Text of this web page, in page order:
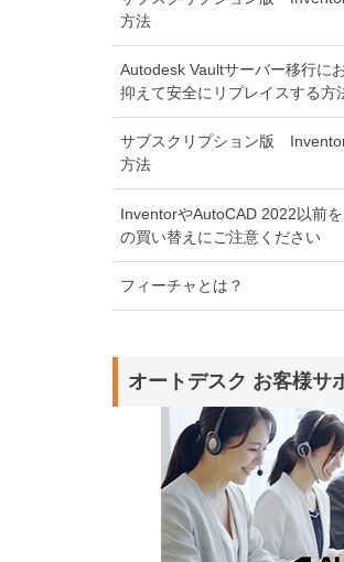
方法
Autodesk Vaultサーバー移行に
抑えて安全にリプレイスする方
サブスクリプション版
方法
InventorやAutoCAD 2022以前
の買い替えにご注意ください
フィーチャとは？
オートデスク お客様サ